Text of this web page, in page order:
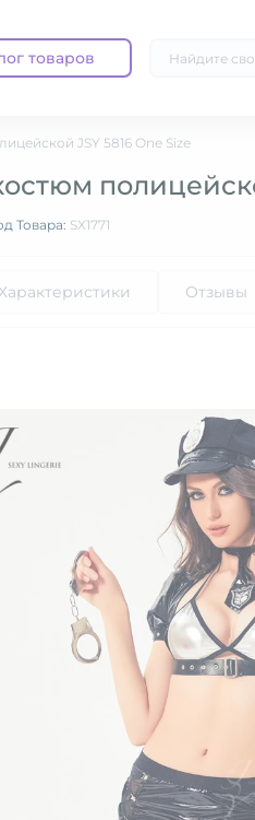
товаров
JSY 5816 One Size
Товара: SX1771
Характеристики Отзывы